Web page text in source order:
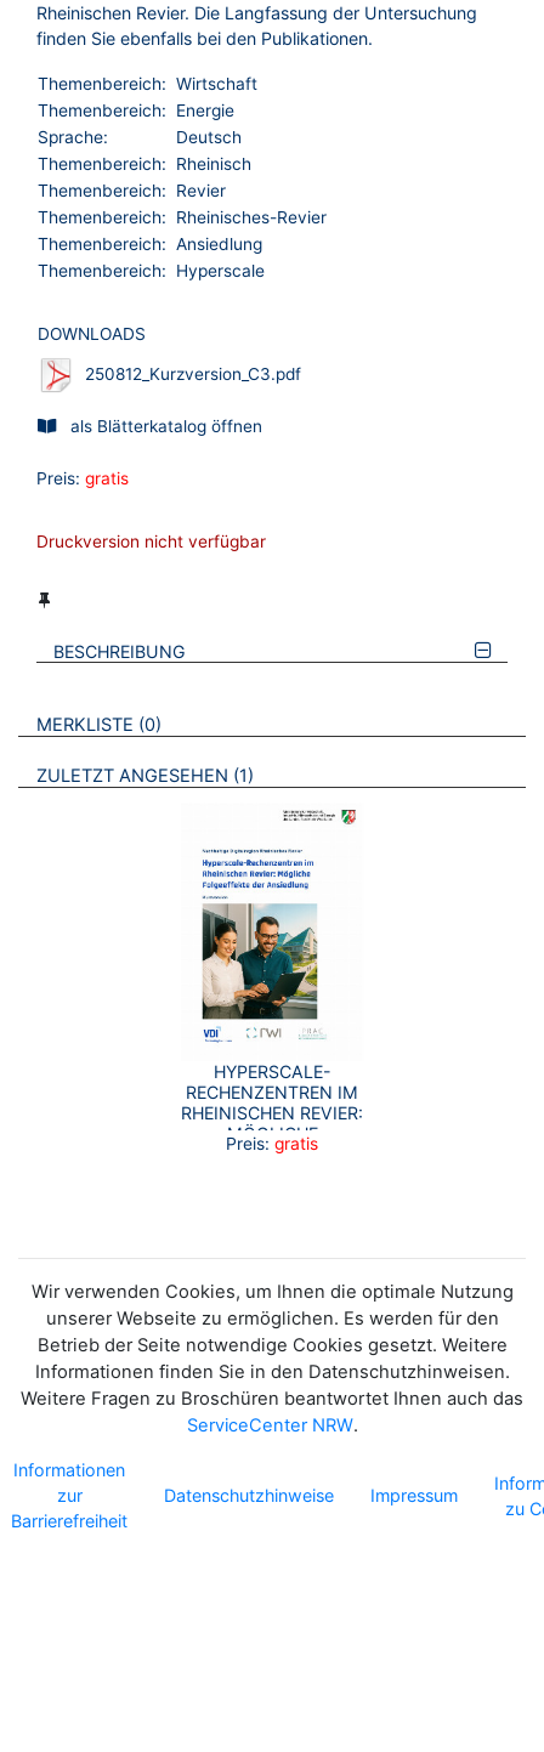
Rheinischen Revier. Die Langfassung der Untersuchung
finden Sie ebenfalls bei den Publikationen.
Themenbereich: Wirtschaft
Themenbereich:
Energie
Sprache:
Deutsch
Themenbereich:
Rheinisch
Themenbereich:
Revier
Themenbereich:
Rheinisches-Revier
Themenbereich: Ansiedlung
Themenbereich:
Hyperscale
DOWNLOADS
250812_Kurzversion_C3.pdf
als Blätterkatalog öffnen
Preis: gratis
Druckversion nicht verfügbar
BESCHREIBUNG
VERWEISE AUF VERMERKTE- ODER ZULETZT ANGESEHENE
MERKLISTE 0 BROSCHÜREN
ZULETZT ANGESEHEN 1 BROSCHÜREN
HYPERSCALE-
RECHENZENTREN IM
RHEINISCHEN REVIER:
MÖGLICHE
FOLGEEFFEKTE DER
Preis: gratis
Wir verwenden Cookies, um Ihnen die optimale Nutzung
unserer Webseite zu ermöglichen. Es werden für den
Betrieb der Seite notwendige Cookies gesetzt. Weitere
Informationen finden Sie in den Datenschutzhinweisen.
Weitere Fragen zu Broschüren beantwortet Ihnen auch das
ServiceCenter NRW.
Informationen
zur
Barrierefreiheit
Datenschutzhinweise Impressum
zu